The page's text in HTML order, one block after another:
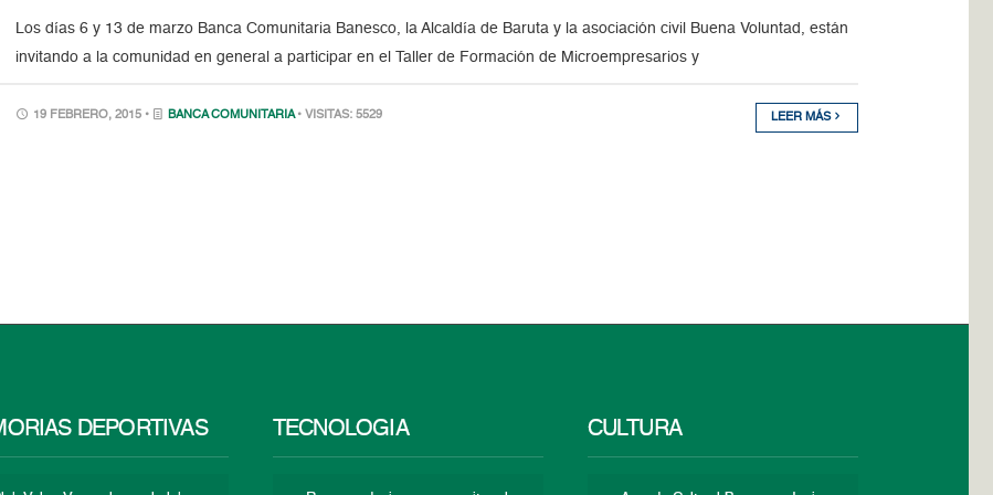
Los días 6 y 13 de marzo Banca Comunitaria Banesco, la Alcaldía de Baruta y la asociación civil Buena Voluntad, están
invitando a la comunidad en general a participar en el Taller de Formación de Microempresarios y
19 FEBRERO, 2015 • BANCA COMUNITARIA • VISITAS: 5529 LEER MÁS
DEPORTIVAS TECNOLOGÍA CULTURA